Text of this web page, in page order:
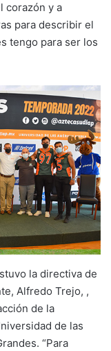
corazón y a
para describir el
tengo para ser los
la directiva de
Alfredo Trejo, ,
de la
de las
“Para